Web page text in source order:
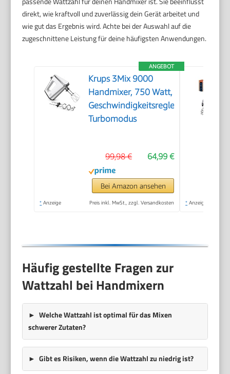
direkt, wie kraftvoll und zuverlässig dein Gerät arbeitet und
wie gut das Ergebnis wird. Achte bei der Auswahl auf die
zugeschnittene Leistung für deine häufigsten Anwendungen.
ANGEBOT
Krups 3Mix 9000
Handmixer, 750 Watt,
Geschwindigkeitsregler,
Turbomodus
64,99 €
99,98 €
Bei Amazon ansehen
* Anzeige Preis inkl. MwSt., zzgl. Versandkosten * Anzeige
Häufig gestellte Fragen zur
Wattzahl bei Handmixern
Welche Wattzahl ist optimal für das Mixen
schwerer Zutaten?
Gibt es Risiken, wenn die Wattzahl zu niedrig ist?